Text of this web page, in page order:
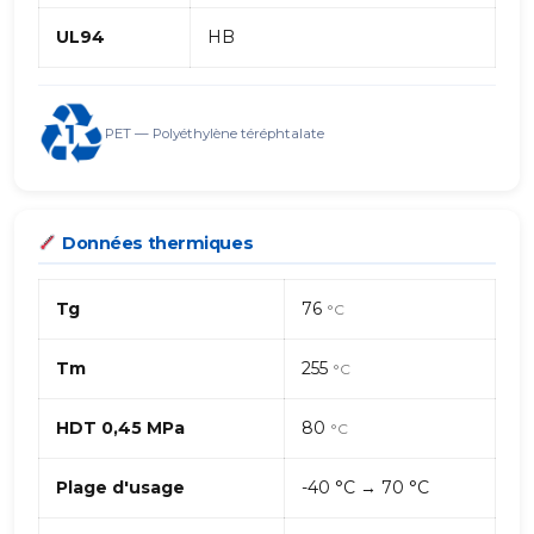
UL94 HB
PET — Polyéthylène téréphtalate
Données thermiques
Tg 76 °C
Tm 255 °C
HDT 0,45 MPa 80 °C
Plage d'usage -40 °C → 70 °C